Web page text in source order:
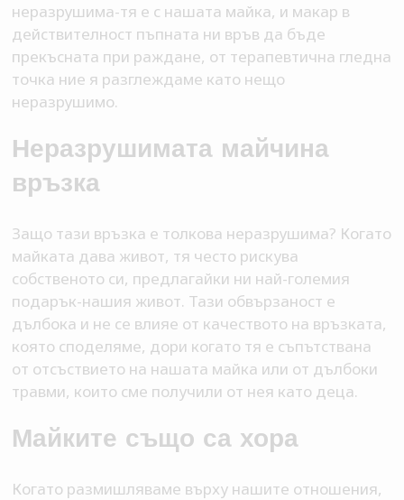
неразрушима-тя е с нашата майка, и макар в
действителност пъпната ни връв да бъде
прекъсната при раждане, от терапевтична гледна
точка ние я разглеждаме като нещо
неразрушимо.
Неразрушимата майчина
връзка
Защо тази връзка е толкова неразрушима? Когато
майката дава живот, тя често рискува
собственото си, предлагайки ни най-големия
подарък-нашия живот. Тази обвързаност е
дълбока и не се влияе от качеството на връзката,
която споделяме, дори когато тя е съпътствана
от отсъствието на нашата майка или от дълбоки
травми, които сме получили от нея като деца.
Майките също са хора
Когато размишляваме върху нашите отношения,